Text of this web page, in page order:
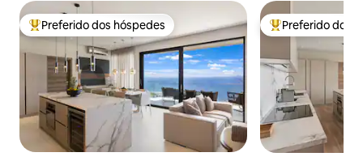
Entre os melhores preferidos dos hóspedes
Preferido dos hóspedes Entre os
Preferido dos